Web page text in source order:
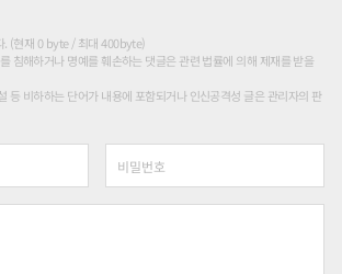
. (현재 0 byte / 최대 400byte)
침해하거나 명예를 훼손하는 댓글은 관련 법률에 의해 제재를 받을
등 비하하는 단어가 내용에 포함되거나 인신공격성 글은 관리자의 판